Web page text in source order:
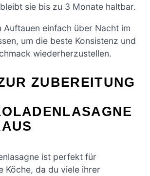
sie bis zu 3 Monate haltbar.
Auftauen einfach über Nacht im
um die beste Konsistenz und
wiederherzustellen.
ZUBEREITUNG
ist perfekt für
Köche, da du viele ihrer